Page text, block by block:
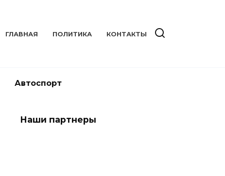
ГЛАВНАЯ ПОЛИТИКА КОНТАКТЫ
Автоспорт
Наши партнеры